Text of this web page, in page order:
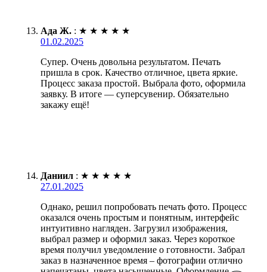
Ада Ж. : ★ ★ ★ ★ ★
01.02.2025
Супер. Очень довольна результатом. Печать
пришла в срок. Качество отличное, цвета яркие.
Процесс заказа простой. Выбрала фото, оформила
заявку. В итоге — суперсувенир. Обязательно
закажу ещё!
Даниил : ★ ★ ★ ★ ★
27.01.2025
Однако, решил попробовать печать фото. Процесс
оказался очень простым и понятным, интерфейс
интуитивно нагляден. Загрузил изображения,
выбрал размер и оформил заказ. Через короткое
время получил уведомление о готовности. Забрал
заказ в назначенное время – фотографии отлично